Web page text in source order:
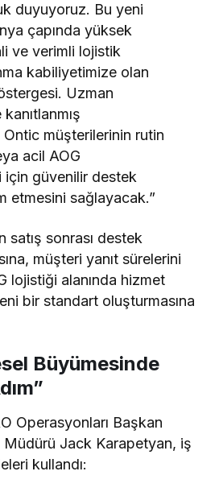
duyuyoruz. Bu yeni
çapında yüksek
ve verimli lojistik
kabiliyetimize olan
Uzman
müşterilerinin rutin
acil AOG
için güvenilir destek
etmesini sağlayacak.”
satış sonrası destek
müşteri yanıt sürelerini
lojistiği alanında hizmet
bir standart oluşturmasına
Büyümesinde
Operasyonları Başkan
Müdürü Jack Karapetyan, iş
kullandı: